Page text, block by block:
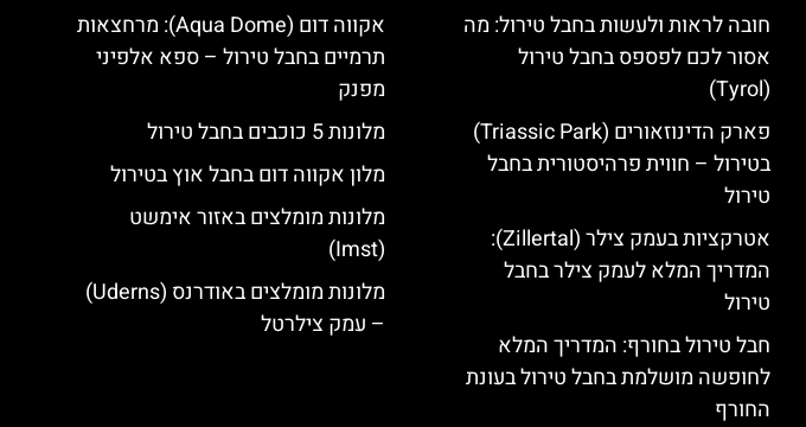
חובה לראות ולעשות בחבל טירול: מה
אסור לכם לפספס בחבל טירול
(Tyrol)
פארק הדינוזאורים (Triassic Park)
בטירול – חווית פרהיסטורית בחבל
טירול
אטרקציות בעמק צילר (Zillertal):
המדריך המלא לעמק צילר בחבל
טירול
חבל טירול בחורף: המדריך המלא
לחופשה מושלמת בחבל טירול בעונת
החורף
אקווה דום (Aqua Dome): מרחצאות
תרמיים בחבל טירול – ספא אלפיני
מפנק
מלונות 5 כוכבים בחבל טירול
מלון אקווה דום בחבל אוץ בטירול
מלונות מומלצים באזור אימשט
(Imst)
מלונות מומלצים באודרנס (Uderns)
– עמק צילרטל